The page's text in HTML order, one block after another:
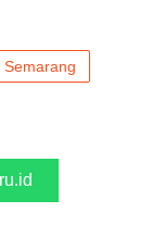
Semarang